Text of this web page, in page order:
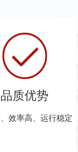
品质优势
效率高、运行稳定